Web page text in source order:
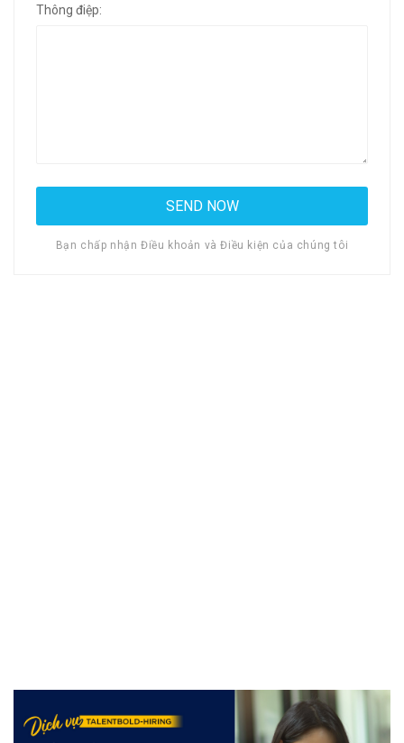
Thông điệp:
Bạn chấp nhận Điều khoản và Điều kiện của chúng tôi